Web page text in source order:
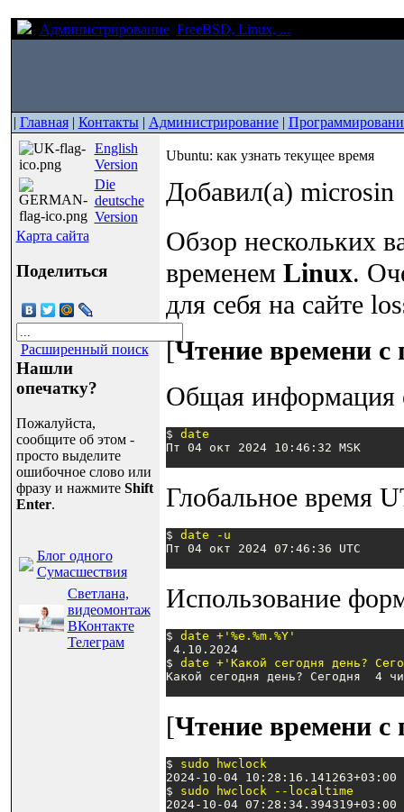
Администрирование FreeBSD, Linux, ...
| Главная| Контакты| Администрирование|
English
Version
Die
deutsche
Version
Карта сайта
Поделиться
Расширенный поиск
Нашли
опечатку?
Пожалуйста,
сообщите об этом -
просто выделите
ошибочное слово или
фразу и нажмите Shift
Enter.
Блог одного
Сумасшествия
Светлана,
видеомонтаж
ВКонтакте
Телеграм
Ubuntu: как узнать текущее время
Добавил(а) microsin
Обзор нескольких
временем Linux.
для себя на сайте
[Чтение времени
Общая информация
$ date
Пт 04 окт 2024 10:46:32 MSK
Глобальное время
$ date -u
Пт 04 окт 2024 07:46:36 UTC
Использование
$ date +'%e.%m.%Y'
4.10.2024
$ date +'Какой сегодня день?
Какой сегодня день? Сегодня  4
[Чтение времени
$ sudo hwclock
2024-10-04 10:28:16.141263+03:00
$ sudo hwclock --localtime
2024-10-04 07:28:34.394319+03:00